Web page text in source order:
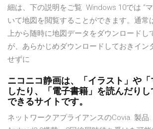
細は、下の説明をご覧 Windows 10では “
いて地図を閲覧することができます。通常
上から随時に地図データをダウンロードし
が、あらかじめダウンロードしておきイン
せずに
ニコニコ静画は、「イラスト」や
したり、「電子書籍」を読んだり
できるサイトです。
ネットワークアプライアンスのCovia. 製品.